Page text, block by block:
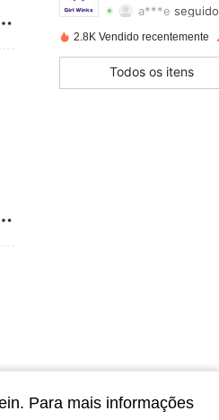
a***e seguido
4,80 Classificação
4,80
2.8K Vendido recentemente
Todos os itens
Para mais informações